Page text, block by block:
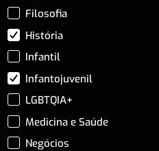
Filosofia
História
Infantil
Infantojuvenil
LGBTQIA+
Medicina e Saúde
Negócios